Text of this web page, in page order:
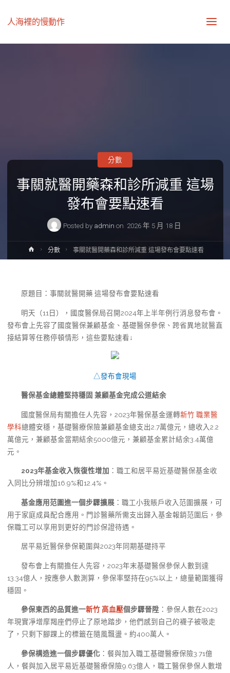
人海裡的慢動作
事關就醫開藥森和診所減重 這場
發布會要點速看
Posted by admin on 2026 年 5 月 18 日
分數
Home分數 事關就醫開藥森和診所減重 這場發布會要點速看
原題目：事關就醫開藥 這場發布會要點速看
明天（11日），國度醫保局召開2024年上半年例行消息發布會。
發布會上先容了國度醫保兼顧基金、基礎醫保參保、跨省異地就醫直
接結算等任務停頓情形，這些要點速看↓
△發布會現場
醫保基金總體堅持穩固 兼顧基金完成公道結余
國度醫保局有關擔任人先容，2023年醫保基金運轉新竹 職業醫
學科總體安穩，基礎醫療保險兼顧基金總支出2.7萬億元，總收入2.2
萬億元，兼顧基金當期結余5000億元，兼顧基金累計結余3.4萬億
元。
2023年基金收入恢復性增加 ：職工和居平易近基礎醫保基金收
入同比分辨增加16.9%和12.4%。
基金應用范圍進一個步驟擴展：職工小我賬戶收入范圍擴展，可
用于家庭成員配合應用。門診醫藥所需支出歸入基金報銷范圍后，參
保職工可以享用到更好的門診保證待遇。
居平易近醫保參保範圍與2023年同期基礎持平
發布會上有關擔任人先容，2023年末基礎醫保參保人數到達
13.34億人，按應參人數測算，參保率堅持在95%以上，總量範圍獲得
穩固。
參保東西的品質進一新竹 高血壓個步驟晉陞：參保人數在2023
年現實凈增摩羯座們停止了原地踏步，他們感到自己的襪子被吸走
了，只剩下腳踝上的標籤在隨風飄盪。約400萬人。
參保構造進一個步驟優化：餐與加入職工基礎醫療保險3.71億
人，餐與加入居平易近基礎醫療保險9.63億人，職工醫保參保人數增